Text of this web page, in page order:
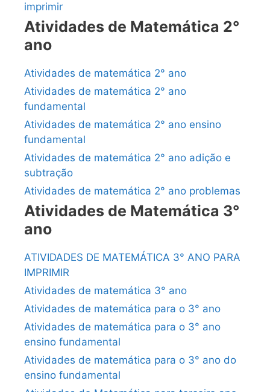
imprimir
Atividades de Matemática 2°
ano
Atividades de matemática 2° ano
Atividades de matemática 2° ano
fundamental
Atividades de matemática 2° ano ensino
fundamental
Atividades de matemática 2° ano adição e
subtração
Atividades de matemática 2° ano problemas
Atividades de Matemática 3°
ano
ATIVIDADES DE MATEMÁTICA 3° ANO PARA
IMPRIMIR
Atividades de matemática 3° ano
Atividades de matemática para o 3° ano
Atividades de matemática para o 3° ano
ensino fundamental
Atividades de matemática para o 3° ano do
ensino fundamental